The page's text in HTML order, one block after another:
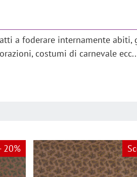
a foderare internamente abiti,
costumi di carnevale ecc..
20%